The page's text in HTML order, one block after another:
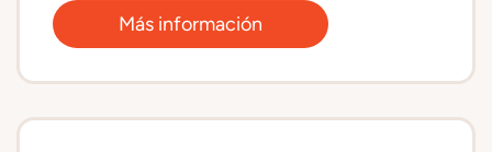
Más información